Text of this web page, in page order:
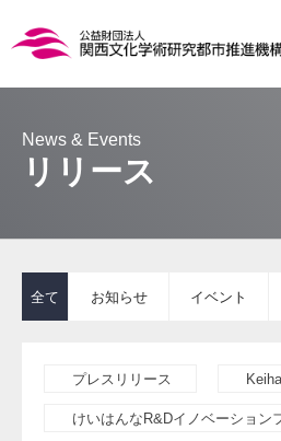
リリース
全て お知らせ イベント
プレスリリース
けいはんなR&Dイノベーション